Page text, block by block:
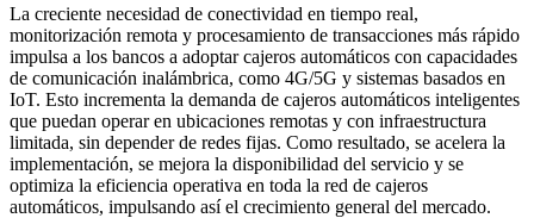
La creciente necesidad de conectividad en tiempo real,
monitorización remota y procesamiento de transacciones más rápido
impulsa a los bancos a adoptar cajeros automáticos con capacidades
de comunicación inalámbrica, como 4G/5G y sistemas basados ​​en
IoT. Esto incrementa la demanda de cajeros automáticos inteligentes
que puedan operar en ubicaciones remotas y con infraestructura
limitada, sin depender de redes fijas. Como resultado, se acelera la
implementación, se mejora la disponibilidad del servicio y se
optimiza la eficiencia operativa en toda la red de cajeros
automáticos, impulsando así el crecimiento general del mercado.